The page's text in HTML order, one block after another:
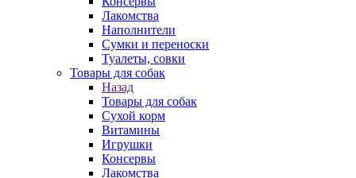
Лакомства
Наполнители
Сумки и переноски
Туалеты, совки
Товары для собак
Назад
Товары для собак
Cухой корм
Витамины
Игрушки
Консервы
Лакомства